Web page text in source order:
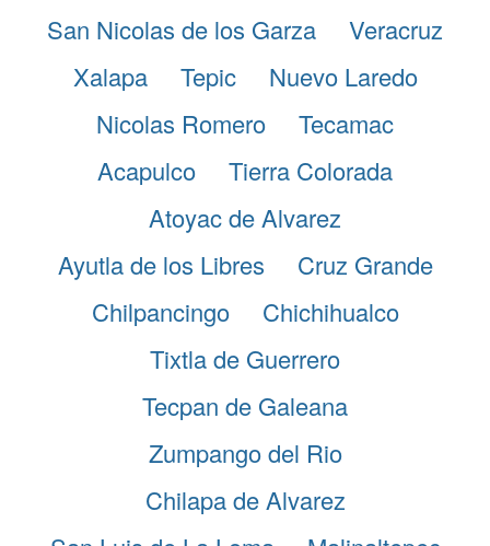
San Nicolas de los Garza
Veracruz
Xalapa
Tepic
Nuevo Laredo
Nicolas Romero
Tecamac
Acapulco
Tierra Colorada
Atoyac de Alvarez
Ayutla de los Libres
Cruz Grande
Chilpancingo
Chichihualco
Tixtla de Guerrero
Tecpan de Galeana
Zumpango del Rio
Chilapa de Alvarez